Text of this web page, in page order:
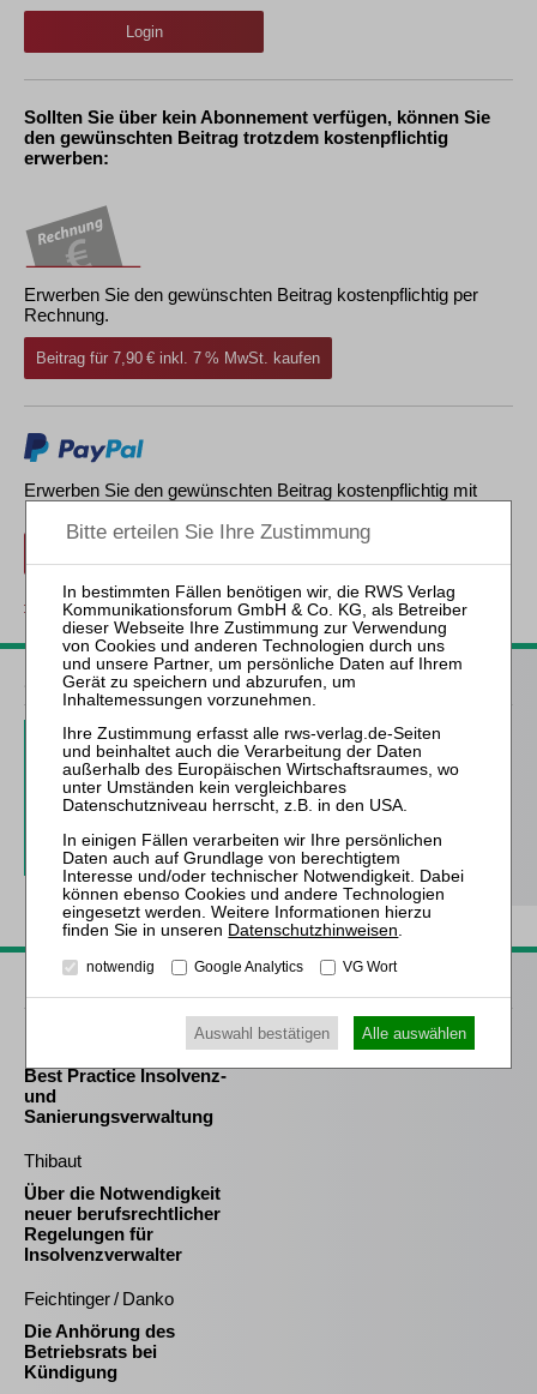
Login
Sollten Sie über kein Abonnement verfügen, können Sie
den gewünschten Beitrag trotzdem kostenpflichtig
erwerben:
Erwerben Sie den gewünschten Beitrag kostenpflichtig per
Rechnung.
Beitrag für 7,90 € inkl. 7 % MwSt. kaufen
Erwerben Sie den gewünschten Beitrag kostenpflichtig mit
zurück
ZfIR – Zeitschrift für Immobilienrecht
3 Ausgaben als kostenfreies Probe-Abo
inkl. 14 Tage kostenfreie ZfIR-
online-Nutzung
Passende Bücher
Best Practice Insolvenz-
und
Sanierungsverwaltung
Thibaut
Über die Notwendigkeit
neuer berufsrechtlicher
Regelungen für
Insolvenzverwalter
Feichtinger / Danko
Die Anhörung des
Betriebsrats bei
Kündigung
Datenschutzhinweisen
notwendig Google Analytics VG Wort
Auswahl bestätigen Alle auswählen